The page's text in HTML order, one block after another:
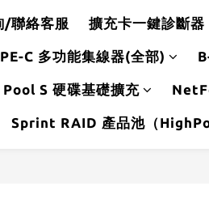
/聯絡客服 擴充卡一鍵診斷器
C 多功能集線器(全部)
Pool S 硬碟基礎擴充
Sprint RAID 產品池（